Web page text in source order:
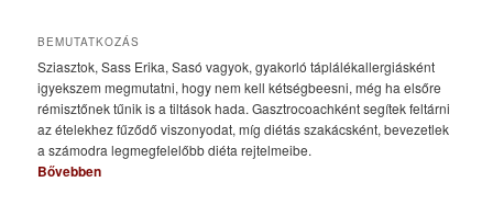
BEMUTATKOZÁS
Sziasztok, Sass Erika, Sasó vagyok, gyakorló táplálékallergiásként
igyekszem megmutatni, hogy nem kell kétségbeesni, még ha elsőre
rémisztőnek tűnik is a tiltások hada. Gasztrocoachként segítek feltárni
az ételekhez fűződő viszonyodat, míg diétás szakácsként, bevezetlek
a számodra legmegfelelőbb diéta rejtelmeibe.
Bővebben